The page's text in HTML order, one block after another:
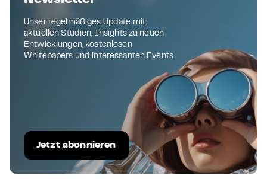
Unser regelmäßiges Update mit
aktuellen Studien, Insights zu neuen
Entwicklungen, kostenlosen
Whitepapers und interessanten Events.
Jetzt abonnieren